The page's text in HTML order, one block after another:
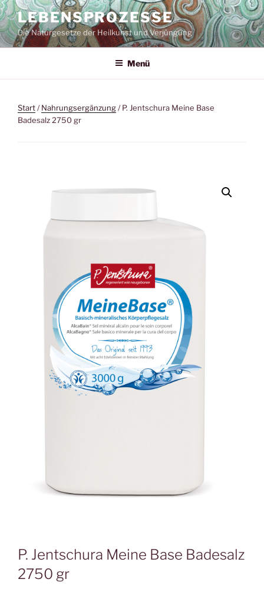
Zum
Inhalt
springen
LEBENSPROZESSE
Die Naturgesetze der Heilkunst und Verjüngung
Menü
Start/Nahrungsergänzung/ P. Jentschura Meine Base
Badesalz 2750 gr
P. Jentschura Meine Base Badesalz
2750 gr